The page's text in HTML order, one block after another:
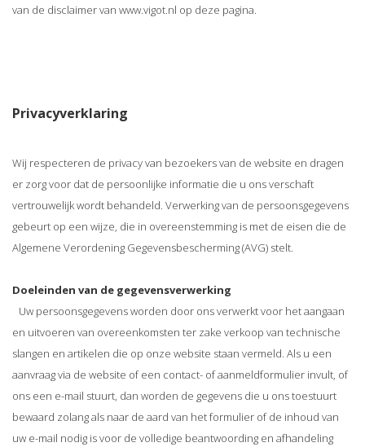
van de disclaimer van www.vigot.nl op deze pagina.
Privacyverklaring
Wij respecteren de privacy van bezoekers van de website en dragen
er zorg voor dat de persoonlijke informatie die u ons verschaft
vertrouwelijk wordt behandeld. Verwerking van de persoonsgegevens
gebeurt op een wijze, die in overeenstemming is met de eisen die de
Algemene Verordening Gegevensbescherming (AVG) stelt.
Doeleinden van de gegevensverwerking
Uw persoonsgegevens worden door ons verwerkt voor het aangaan
en uitvoeren van overeenkomsten ter zake verkoop van technische
slangen en artikelen die op onze website staan vermeld. Als u een
aanvraag via de website of een contact- of aanmeldformulier invult, of
ons een e-mail stuurt, dan worden de gegevens die u ons toestuurt
bewaard zolang als naar de aard van het formulier of de inhoud van
uw e-mail nodig is voor de volledige beantwoording en afhandeling